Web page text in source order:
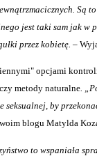
Są
jest taki sam jak w
przez kobietę. –
opcjami
metody naturalne.
seksualnej, by
blogu Matylda
to wspaniała